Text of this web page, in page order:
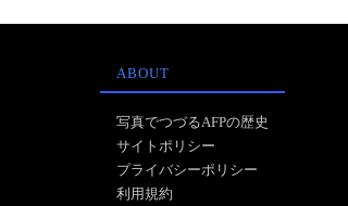
ABOUT
写真でつづるAFPの歴史
サイトポリシー
プライバシーポリシー
利用規約